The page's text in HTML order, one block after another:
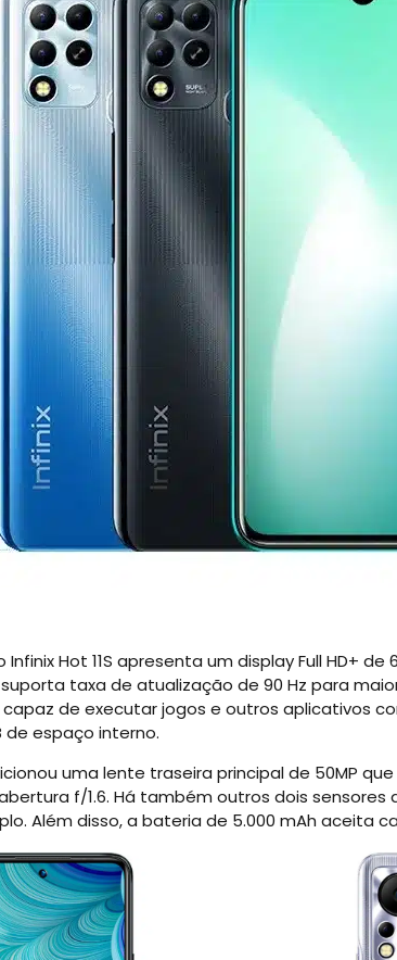
Hot 11S apresenta um display Full HD+
taxa de atualização de 90 Hz para
de executar jogos e outros aplicativos
de espaço interno.
uma lente traseira principal de 50MP
f/1.6. Há também outros dois
Além disso, a bateria de 5.000 mAh aceita